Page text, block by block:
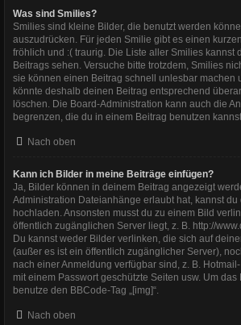
Was sind Smilies?
Smilies sind kleine Bilder, die benutzt werden
auszudrücken. Für jeden Smilie gibt es einen
fröhlich und :( traurig. Die Liste aller Smilies kannst
Beitrags sehen. Versuche bitte trotzdem, Smilies
sie können einen Beitrag schnell unlesbar machen
könnte deshalb deinen Beitrag entsprechend
löschen. Die Board-Administration kann auch die
begrenzen, die du in einem Beitrag benutzen kannst.
Nach oben
Kann ich Bilder in meine Beiträge einfügen?
Ja, Bilder können in deinem Beitrag angezeigt
Administration Dateianhänge erlaubt hat, kannst
hochladen. Ansonsten musst du zu einem Bild
öffentlich zugänglichen Server liegt, z. B. http://
Du kannst weder Bilder verlinken, die sich auf
(außer es ist ein öffentlich zugänglicher Server),
nach einer Anmeldung verfügbar sind, z. B.
mit einem Passwort geschützte Seiten usw. Um das
benutze den BBCode-Tag „[img]“.
Nach oben